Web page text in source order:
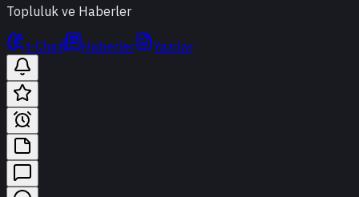
Topluluk ve Haberler
t-Chat Haberler Yazılar